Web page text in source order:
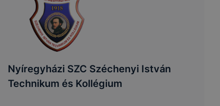
Nyíregyházi SZC Széchenyi István
Technikum és Kollégium